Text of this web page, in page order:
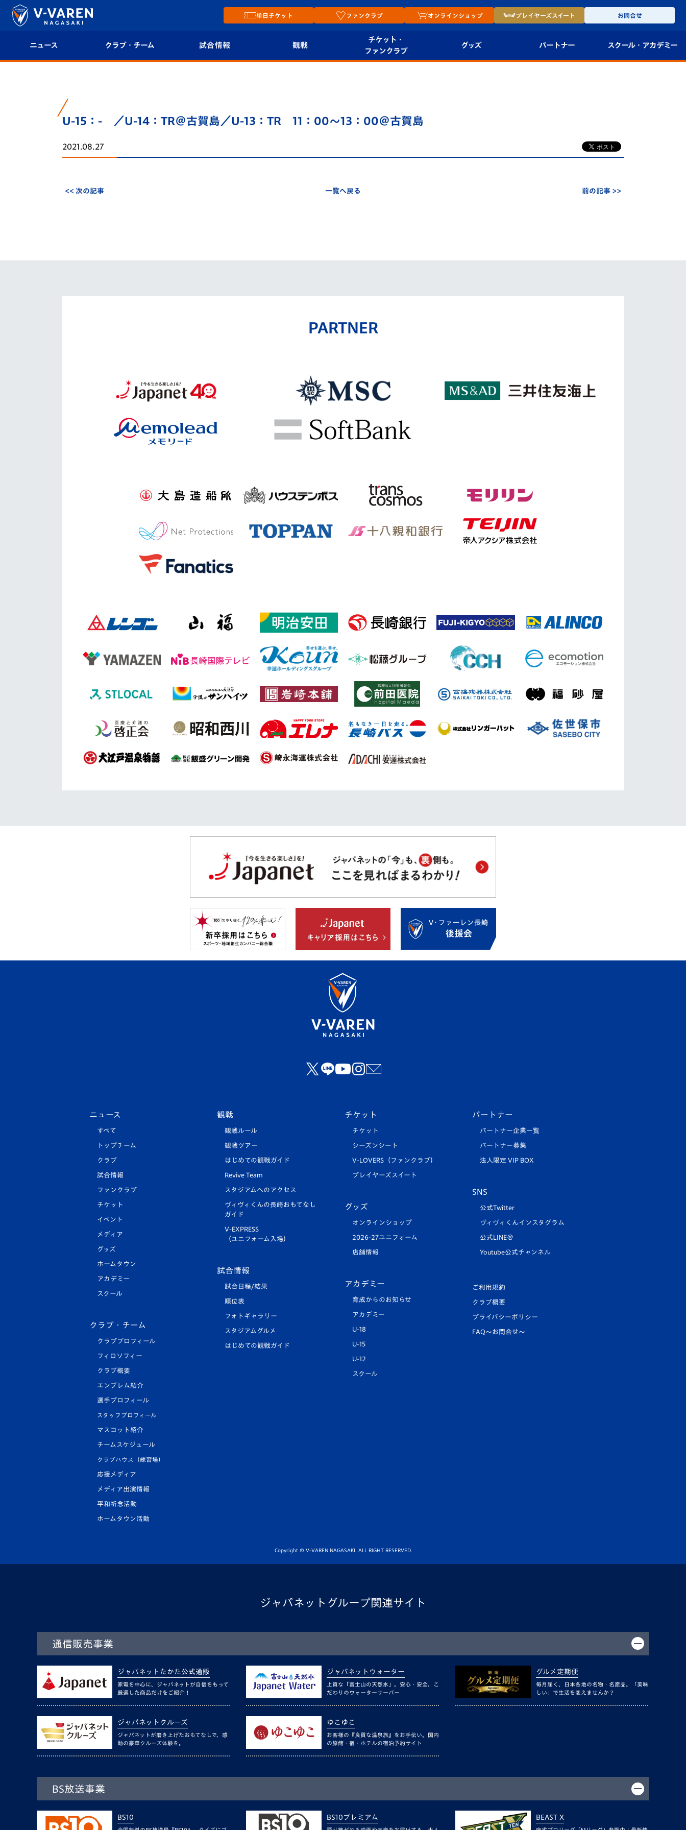
単日チケット ファンクラブ オンラインショップ プレイヤーズスイート お問合せ
ニュース クラブ・チーム
クラブ概要
エンブレム紹介
試合情報
順位表
観戦
チケット・
ファンクラブ
プレイヤーズスイート
グッズ パートナー スクール・ アカデミー
U-12
U-15：- ／U-14：TR＠古賀島／U-13：TR 11：00～13：00＠古賀島
2021.08.27
<< 次の記事 一覧へ戻る 前の記事 >>
PARTNER
ニュース
すべて
トップチーム
クラブ
試合情報
ファンクラブ
チケット
イベント
メディア
グッズ
ホームタウン
アカデミー
スクール
クラブ・チーム
クラブプロフィール
フィロソフィー
クラブ概要
エンブレム紹介
選手プロフィール
スタッフプロフィール
マスコット紹介
チームスケジュール
クラブハウス（練習場）
応援メディア
メディア出演情報
平和祈念活動
ホームタウン活動
観戦
観戦ルール
観戦ツアー
はじめての観戦ガイド
Revive Team
スタジアムへのアクセス
ヴィヴィくんの長崎おもてなし
ガイド
V-EXPRESS
（ユニフォーム入場）
試合情報
試合日程/結果
順位表
フォトギャラリー
スタジアムグルメ
はじめての観戦ガイド
チケット
チケット
シーズンシート
V-LOVERS（ファンクラブ）
プレイヤーズスイート
グッズ
オンラインショップ
2026-27ユニフォーム
店舗情報
アカデミー
育成からのお知らせ
アカデミー
U-18
U-15
U-12
スクール
パートナー
パートナー企業一覧
パートナー募集
法人限定 VIP BOX
SNS
公式Twitter
ヴィヴィくんインスタグラム
公式LINE＠
Youtube公式チャンネル
ご利用規約
クラブ概要
プライバシーポリシー
FAQ〜お問合せ〜
Copyright © V-VAREN NAGASAKI. ALL RIGHT RESERVED.
ジャパネットグループ関連サイト
通信販売事業
ジャパネットたかた公式通販
家電を中心に、ジャパネットが自信をもって
厳選した商品だけをご紹介！
ジャパネットウォーター
上質な「富士山の天然水」。安心・安全、こ
だわりのウォーターサーバー
グルメ定期便
毎月届く、日本各地の名物・名産品。「美味
しい」で生活を変えませんか？
ジャパネットクルーズ
ジャパネットが磨き上げたおもてなしで、感
動の豪華クルーズ体験を。
ゆこゆこ
お客様の『良質な温泉旅』をお手伝い。国内
の旅館・宿・ホテルの宿泊予約サイト
BS放送事業
BS10 BS10プレミアム BEAST X